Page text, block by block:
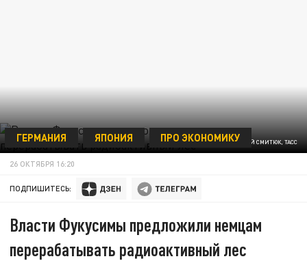
ФОТО - ЮРИЙ СМИТЮК, ТАСС
ГЕРМАНИЯ ЯПОНИЯ ПРО ЭКОНОМИКУ
26 ОКТЯБРЯ 16:20
ПОДПИШИТЕСЬ:
Власти Фукусимы предложили немцам
перерабатывать радиоактивный лес